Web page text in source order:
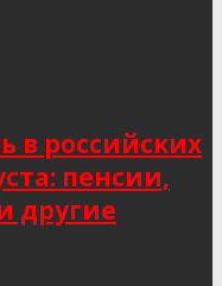
в российских
пенсии,
другие